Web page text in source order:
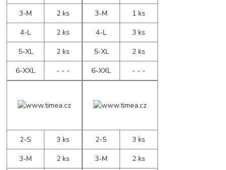
3-M
2 ks
4-L
2 ks
5-XL
2 ks
6-XXL
- - -
3-M
1 ks
4-L
3 ks
5-XL
2 ks
6-XXL
- - -
2-S
3 ks
3-M
2 ks
2-S
3 ks
3-M
2 ks